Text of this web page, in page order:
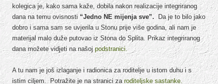
kolegica je, kako sama kaže, dobila nakon realizacije integriranog
dana na temu ovisnosti“Jedno NE mijenja sve”. Da je to bilo jako
dobro i sama sam se uvjerila u Stonu prije više godina, ali nam je
materijal malo duže putovao iz Stona do Splita. Prikaz integriranog
dana možete vidjeti na našojpodstranici.
A tu nam je još izlaganje i radionica za roditelje u istom duhu i s
istim ciljem. Potražite je na stranici zaroditeljske sastanke.